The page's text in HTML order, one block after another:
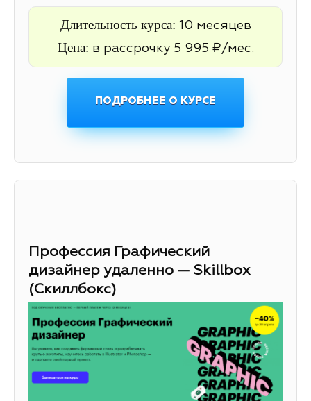
Длительность курса: 10 месяцев
Цена: в рассрочку 5 995 ₽/мес.
ПОДРОБНЕЕ О КУРСЕ
Профессия Графический
дизайнер удаленно — Skillbox
(Скиллбокс)